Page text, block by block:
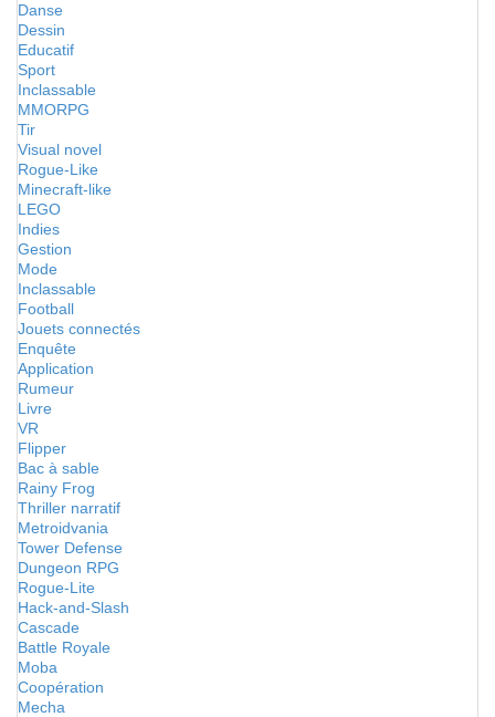
Danse
Dessin
Educatif
Sport
Inclassable
MMORPG
Tir
Visual novel
Rogue-Like
Minecraft-like
LEGO
Indies
Gestion
Mode
Inclassable
Football
Jouets connectés
Enquête
Application
Rumeur
Livre
VR
Flipper
Bac à sable
Rainy Frog
Thriller narratif
Metroidvania
Tower Defense
Dungeon RPG
Rogue-Lite
Hack-and-Slash
Cascade
Battle Royale
Moba
Coopération
Mecha